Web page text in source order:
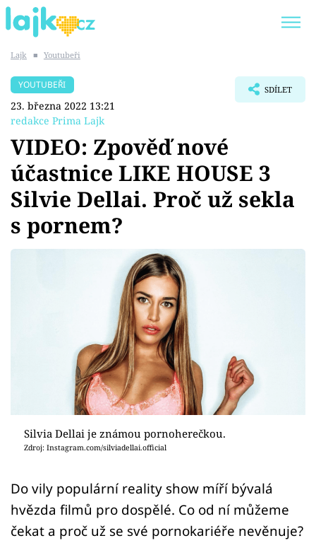
SHOPAHOLICADEL
Témata
Showbyznys
Youtubeři
Sledujte prima+
Přihlášení
Sledujte nás
Lajk ■ Youtubeři
YOUTUBEŘI
23. března 2022 13:21
redakce Prima Lajk
SDÍLET
VIDEO: Zpověď nové
účastnice LIKE HOUSE 3
Silvie Dellai. Proč už sekla
s pornem?
Silvia Dellai je známou pornoherečkou.
Zdroj: Instagram.com/silviadellai.official
Do vily populární reality show míří bývalá
hvězda filmů pro dospělé. Co od ní můžeme
čekat a proč už se své pornokariéře nevěnuje?